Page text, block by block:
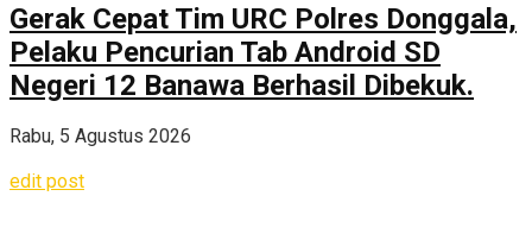
Gerak Cepat Tim URC Polres Donggala,
Pelaku Pencurian Tab Android SD
Negeri 12 Banawa Berhasil Dibekuk.
Rabu, 5 Agustus 2026
edit post